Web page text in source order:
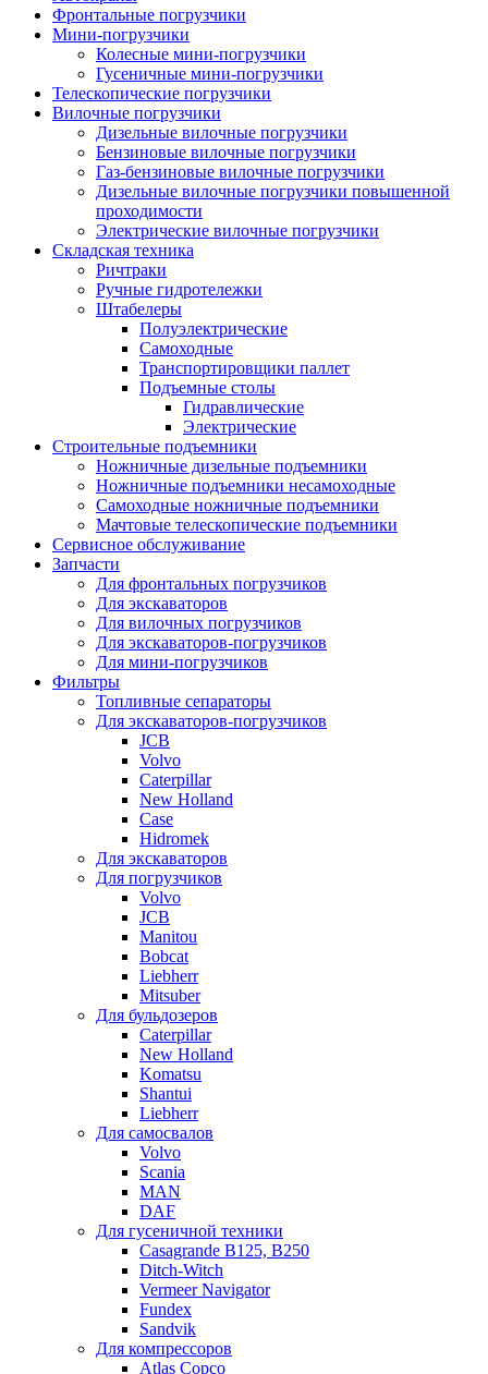
Фронтальные погрузчики
Мини-погрузчики
Колесные мини-погрузчики
Гусеничные мини-погрузчики
Телескопические погрузчики
Вилочные погрузчики
Дизельные вилочные погрузчики
Бензиновые вилочные погрузчики
Газ-бензиновые вилочные погрузчики
Дизельные вилочные погрузчики повышенной
проходимости
Электрические вилочные погрузчики
Складская техника
Ричтраки
Ручные гидротележки
Штабелеры
Полуэлектрические
Самоходные
Транспортировщики паллет
Подъемные столы
Гидравлические
Электрические
Строительные подъемники
Ножничные дизельные подъемники
Ножничные подъемники несамоходные
Самоходные ножничные подъемники
Мачтовые телескопические подъемники
Сервисное обслуживание
Запчасти
Для фронтальных погрузчиков
Для экскаваторов
Для вилочных погрузчиков
Для экскаваторов-погрузчиков
Для мини-погрузчиков
Фильтры
Топливные сепараторы
Для экскаваторов-погрузчиков
JCB
Volvo
Caterpillar
New Holland
Case
Hidromek
Для экскаваторов
Для погрузчиков
Volvo
JCB
Manitou
Bobcat
Liebherr
Mitsuber
Для бульдозеров
Caterpillar
New Holland
Komatsu
Shantui
Liebherr
Для самосвалов
Volvo
Scania
MAN
DAF
Для гусеничной техники
Casagrande B125, B250
Ditch-Witch
Vermeer Navigator
Fundex
Sandvik
Для компрессоров
Atlas Copco